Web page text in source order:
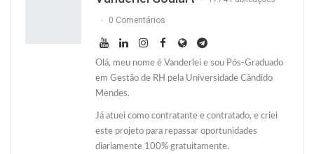
0 Comentários
Olá, meu nome é Vanderlei e sou Pós-Graduado
em Gestão de RH pela Universidade Cândido
Mendes.
Já atuei como contratante e contratado, e criei
este projeto para repassar oportunidades
diariamente 100% gratuitamente.